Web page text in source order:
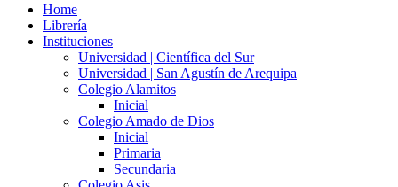
Home
Librería
Instituciones
Universidad | Científica del Sur
Universidad | San Agustín de Arequipa
Colegio Alamitos
Inicial
Colegio Amado de Dios
Inicial
Primaria
Secundaria